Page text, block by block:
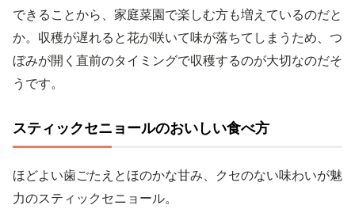
できることから、家庭菜園で楽しむ方も増えているのだと
か。収穫が遅れると花が咲いて味が落ちてしまうため、つ
ぼみが開く直前のタイミングで収穫するのが大切なのだそ
うです。
スティックセニョールのおいしい食べ方
ほどよい歯ごたえとほのかな甘み、クセのない味わいが魅
力のスティックセニョール。